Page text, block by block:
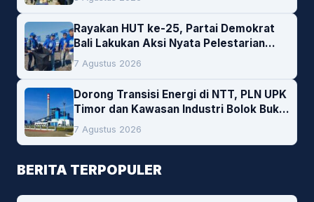
Rayakan HUT ke-25, Partai Demokrat
Bali Lakukan Aksi Nyata Pelestarian
Lingkungan
7 Agustus 2026
Dorong Transisi Energi di NTT, PLN UPK
Timor dan Kawasan Industri Bolok Buka
Peluang Investasi Woodchip untuk
Cofiring PLTU Bolok
7 Agustus 2026
BERITA TERPOPULER